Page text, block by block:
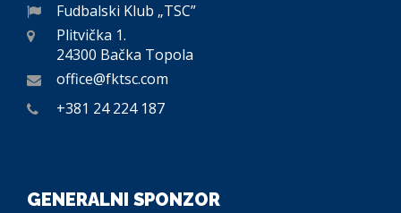
Fudbalski Klub „TSC”
Plitvička 1.
24300 Bačka Topola
office@fktsc.com
+381 24 224 187
GENERALNI SPONZOR